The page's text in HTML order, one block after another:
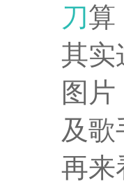
刀算
其实
图
及歌
再来